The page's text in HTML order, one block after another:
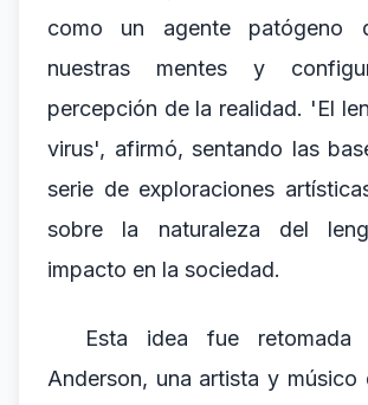
como un agente patógeno
nuestras mentes y
percepción de la realidad. 'El
virus', afirmó, sentando las
serie de exploraciones
sobre la naturaleza del
impacto en la sociedad.
Esta idea fue retomada
Anderson, una artista y músico